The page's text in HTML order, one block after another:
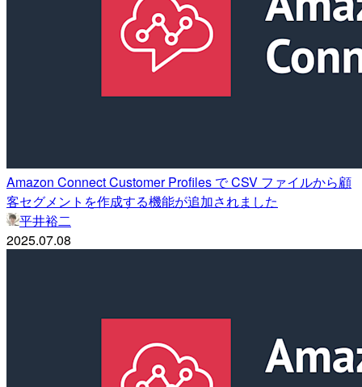
Amazon Connect Customer Profiles で CSV ファイルから顧
客セグメントを作成する機能が追加されました
平井裕二
2025.07.08